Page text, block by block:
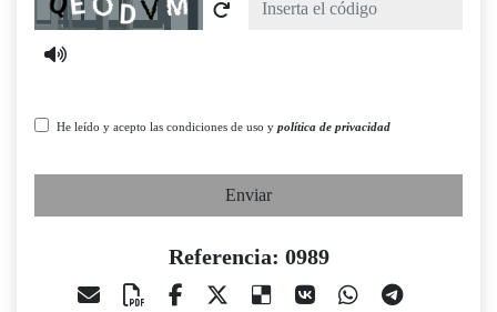
He leído y acepto las condiciones de uso y política de privacidad
Enviar
Referencia: 0989